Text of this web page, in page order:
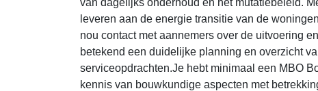
leveren aan de energie transitie van de
nou contact met aannemers over de uitvoering
betekend een duidelijke planning en overzicht
serviceopdrachten.Je hebt minimaal een MBO
kennis van bouwkundige aspecten met